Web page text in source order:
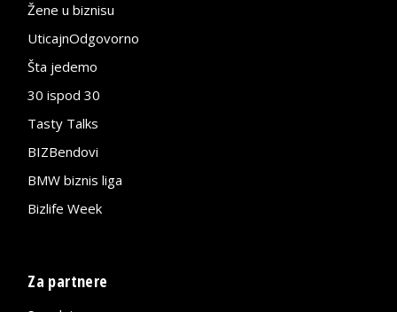
Žene u biznisu
UticajnOdgovorno
Šta jedemo
30 ispod 30
Tasty Talks
BIZBendovi
BMW biznis liga
Bizlife Week
Za partnere